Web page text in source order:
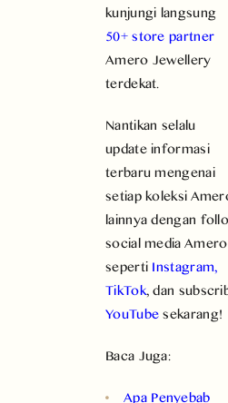
kunjungi langsung
50+ store partner
Amero Jewellery
terdekat.
Nantikan selalu
update informasi
terbaru mengenai
setiap koleksi
lainnya dengan
social media Amero
seperti Instagram,
TikTok, dan
YouTubesekarang!
Baca Juga:
Apa Penyebab